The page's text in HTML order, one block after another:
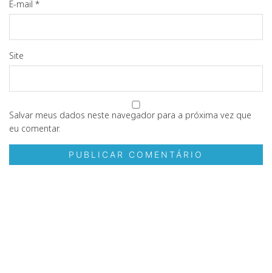
E-mail *
Site
Salvar meus dados neste navegador para a próxima vez que
eu comentar.